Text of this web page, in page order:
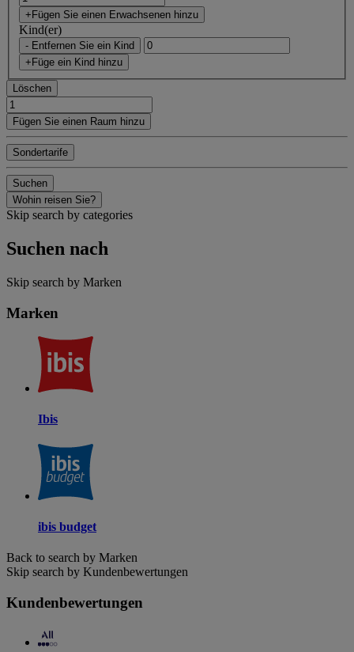
+Fügen Sie einen Erwachsenen hinzu
Kind(er)
- Entfernen Sie ein Kind
+Füge ein Kind hinzu
Löschen
Fügen Sie einen Raum hinzu
Sondertarife
Suchen
Wohin reisen Sie?
Skip search by categories
Suchen nach
Skip search by Marken
Marken
Ibis
ibis budget
Back to search by Marken
Skip search by Kundenbewertungen
Kundenbewertungen